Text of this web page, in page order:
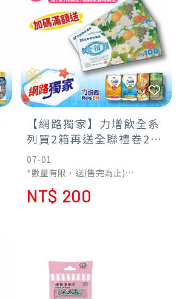
【網路獨家】力增飲全系
列買2箱再送全聯禮卷200
元(送完為止)
07-01
*數量有限，送(售完為止)
*贈品依實物為主/不累贈
NT$ 200